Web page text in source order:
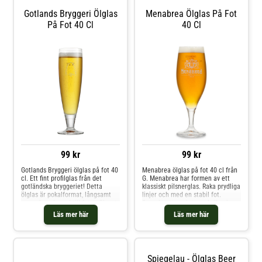
centrala Böhmen. Passar utmärkt
till midsommarbordet eller till en
traditionell smörgåstårta.Höjd:
Gotlands Bryggeri Ölglas
På Fot 40 Cl
99 kr
Läs mer här
Gotlands Bryggeri ölglas på fot 40
cl. Ett fint profilglas från det
gotländska bryggeriet! Detta
ölglas är pokalformat, långsamt
avsmalnande ned till foten.Glaset
pryds av Gotlands Bryggeris logga
på framsidan och har en
kröningslinje vid 40 cl på
Menabrea Ölglas På Fot
40 Cl
99 kr
Läs mer här
Menabrea ölglas på fot 40 cl från
G. Menabrea har formen av ett
klassiskt pilsnerglas. Raka prydliga
linjer och med en stabil fot.
Superbt att avnjuta en kall och
fräsch lageröl ur. På ölglasets
framsida står Menabrea
tryckt.Volym: Markering för 40 cl
Spiegelau - Ölglas Beer